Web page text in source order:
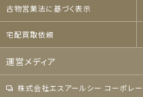
古物営業法に基づく表示
宅配買取依頼
運営メディア
株式会社エスアールシー コーポレー